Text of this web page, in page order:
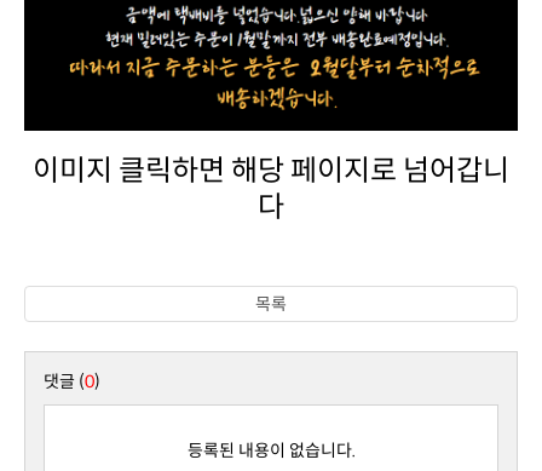
다
목록
댓글 (0)
등록된 내용이 없습니다.